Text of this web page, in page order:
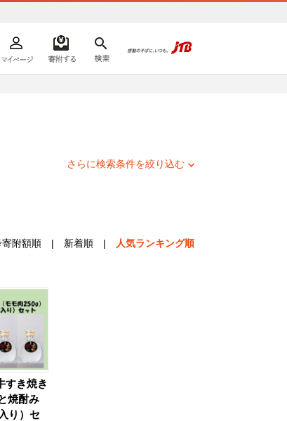
さらに検索条件を絞り込む
寄附額順 | 新着順 | 人気ランキング順
すき焼き
焼酎み
り）セ